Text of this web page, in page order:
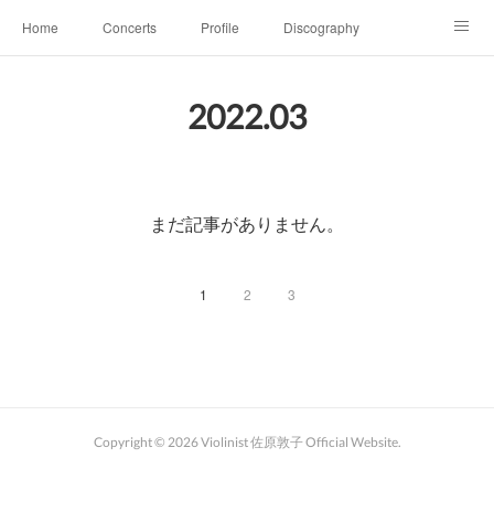
Home Concerts Profile Discography
レジーナ三重奏団 Trio Regina
2022.03
まだ記事がありません。
1 2 3
Copyright © 2026Violinist 佐原敦子 Official Website.